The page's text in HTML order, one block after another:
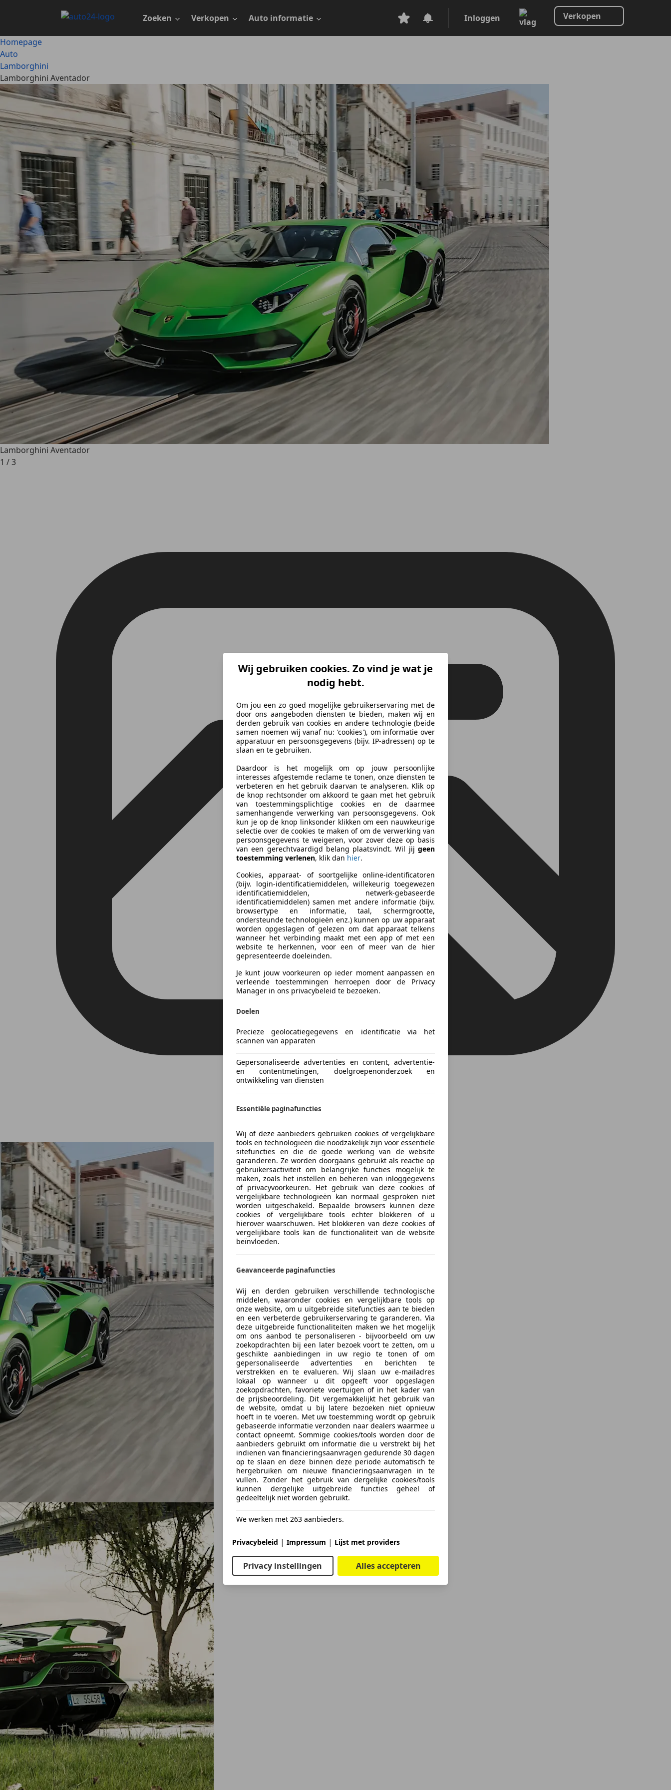
Zoeken Verkopen Auto informatie Inloggen Verkopen
Homepage
Auto
Lamborghini
Lamborghini Aventador
Lamborghini Aventador
1 /3
Wij gebruiken cookies. Zo vind je wat je
nodig hebt.
Om jou een zo goed mogelijke gebruikerservaring met de
door ons aangeboden diensten te bieden, maken wij en
derden gebruik van cookies en andere technologie (beide
samen noemen wij vanaf nu: 'cookies'), om informatie over
apparatuur en persoonsgegevens (bijv. IP-adressen) op te
slaan en te gebruiken.
Daardoor is het mogelijk om op jouw persoonlijke
interesses afgestemde reclame te tonen, onze diensten te
verbeteren en het gebruik daarvan te analyseren. Klik op
de knop rechtsonder om akkoord te gaan met het gebruik
van toestemmingsplichtige cookies en de daarmee
samenhangende verwerking van persoonsgegevens. Ook
kun je op de knop linksonder klikken om een nauwkeurige
selectie over de cookies te maken of om de verwerking van
persoonsgegevens te weigeren, voor zover deze op basis
van een gerechtvaardigd belang plaatsvindt. Wil jij geen
toestemming verlenen, klik dan hier.
Cookies, apparaat- of soortgelijke online-identificatoren
(bijv. login-identificatiemiddelen, willekeurig toegewezen
identificatiemiddelen, netwerk-gebaseerde
identificatiemiddelen) samen met andere informatie (bijv.
browsertype en informatie, taal, schermgrootte,
ondersteunde technologieën enz.) kunnen op uw apparaat
worden opgeslagen of gelezen om dat apparaat telkens
wanneer het verbinding maakt met een app of met een
website te herkennen, voor een of meer van de hier
gepresenteerde doeleinden.
Je kunt jouw voorkeuren op ieder moment aanpassen en
verleende toestemmingen herroepen door de Privacy
Manager in ons privacybeleid te bezoeken.
Doelen
Precieze geolocatiegegevens en identificatie via het
scannen van apparaten
Gepersonaliseerde advertenties en content, advertentie-
en contentmetingen, doelgroepenonderzoek en
ontwikkeling van diensten
Essentiële paginafuncties
Wij of deze aanbieders gebruiken cookies of vergelijkbare
tools en technologieën die noodzakelijk zijn voor essentiële
sitefuncties en die de goede werking van de website
garanderen. Ze worden doorgaans gebruikt als reactie op
gebruikersactiviteit om belangrijke functies mogelijk te
maken, zoals het instellen en beheren van inloggegevens
of privacyvoorkeuren. Het gebruik van deze cookies of
vergelijkbare technologieën kan normaal gesproken niet
worden uitgeschakeld. Bepaalde browsers kunnen deze
cookies of vergelijkbare tools echter blokkeren of u
hierover waarschuwen. Het blokkeren van deze cookies of
vergelijkbare tools kan de functionaliteit van de website
beïnvloeden.
Geavanceerde paginafuncties
Wij en derden gebruiken verschillende technologische
middelen, waaronder cookies en vergelijkbare tools op
onze website, om u uitgebreide sitefuncties aan te bieden
en een verbeterde gebruikerservaring te garanderen. Via
deze uitgebreide functionaliteiten maken we het mogelijk
om ons aanbod te personaliseren - bijvoorbeeld om uw
zoekopdrachten bij een later bezoek voort te zetten, om u
geschikte aanbiedingen in uw regio te tonen of om
gepersonaliseerde advertenties en berichten te
verstrekken en te evalueren. Wij slaan uw e-mailadres
lokaal op wanneer u dit opgeeft voor opgeslagen
zoekopdrachten, favoriete voertuigen of in het kader van
de prijsbeoordeling. Dit vergemakkelijkt het gebruik van
de website, omdat u bij latere bezoeken niet opnieuw
hoeft in te voeren. Met uw toestemming wordt op gebruik
gebaseerde informatie verzonden naar dealers waarmee u
contact opneemt. Sommige cookies/tools worden door de
aanbieders gebruikt om informatie die u verstrekt bij het
indienen van financieringsaanvragen gedurende 30 dagen
op te slaan en deze binnen deze periode automatisch te
hergebruiken om nieuwe financieringsaanvragen in te
vullen. Zonder het gebruik van dergelijke cookies/tools
kunnen dergelijke uitgebreide functies geheel of
gedeeltelijk niet worden gebruikt.
We werken met 263 aanbieders.
Privacybeleid | Impressum | Lijst met providers
Privacy instellingen Alles accepteren